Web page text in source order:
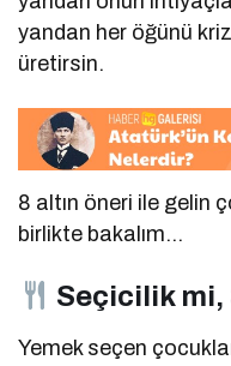
yandan her öğünü
üretirsin.
8 altın öneri ile gelin
birlikte bakalım…
Seçicilik mi,
Yemek seçen